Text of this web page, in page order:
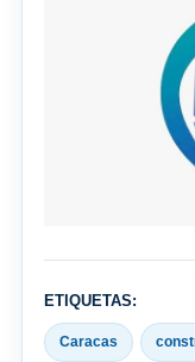
ETIQUETAS:
Caracas